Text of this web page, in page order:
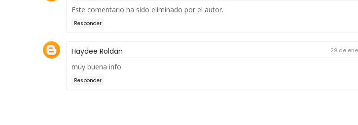
Este comentario ha sido eliminado por el autor.
Responder
Haydee Roldan 29 de
muy buena info.
Responder